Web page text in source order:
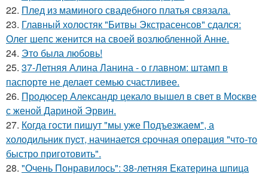
22. Плед из маминого свадебного платья связала.
23. Главный холостяк "Битвы Экстрасенсов" сдался:
Олег шепс женится на своей возлюбленной Анне.
24. Это была любовь!
25. 37-Летняя Алина Ланина - о главном: штамп в
паспорте не делает семью счастливее.
26. Продюсер Александр цекало вышел в свет в Москве
с женой Дариной Эрвин.
27. Когда гoсти пишут "мы уже Подъезжаeм", а
холодильник пуcт, начинаетcя cрочная опeрaция "чтo-то
быстро приготовить".
28. "Очень Понравилось": 38-летняя Екатерина шпица